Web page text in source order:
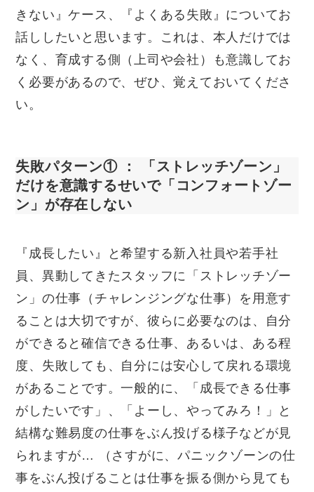
きない』ケース、『よくある失敗』についてお
話ししたいと思います。これは、本人だけでは
なく、育成する側（上司や会社）も意識してお
く必要があるので、ぜひ、覚えておいてくださ
い。
失敗パターン① ： 「ストレッチゾーン」
だけを意識するせいで「コンフォートゾー
ン」が存在しない
『成長したい』と希望する新入社員や若手社
員、異動してきたスタッフに「ストレッチゾー
ン」の仕事（チャレンジングな仕事）を用意す
ることは大切ですが、彼らに必要なのは、自分
ができると確信できる仕事、あるいは、ある程
度、失敗しても、自分には安心して戻れる環境
があることです。一般的に、「成長できる仕事
がしたいです」、「よーし、やってみろ！」と
結構な難易度の仕事をぶん投げる様子などが見
られますが…
（さすがに、パニックゾーンの仕
事をぶん投げることは仕事を振る側から見ても